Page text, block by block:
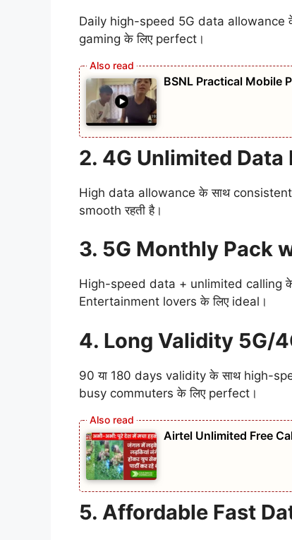
Daily high-speed 5G data allowance
gaming के लिए perfect।
BSNL Practical Mobile
2. 4G Unlimited Data
High data allowance के साथ
smooth रहती है।
3. 5G Monthly Pack
High-speed data + unlimited calling
Entertainment lovers के लिए ideal।
4. Long Validity 5G/
90 या 180 days validity के साथ high-
busy commuters के लिए perfect।
Airtel Unlimited Free
5. Affordable Fast